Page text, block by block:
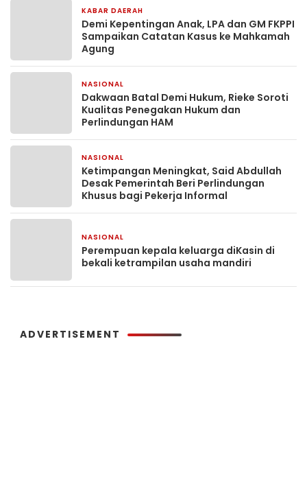
KABAR DAERAH
Demi Kepentingan Anak, LPA dan GM FKPPI
Sampaikan Catatan Kasus ke Mahkamah
Agung
NASIONAL
Dakwaan Batal Demi Hukum, Rieke Soroti
Kualitas Penegakan Hukum dan
Perlindungan HAM
NASIONAL
Ketimpangan Meningkat, Said Abdullah
Desak Pemerintah Beri Perlindungan
Khusus bagi Pekerja Informal
NASIONAL
Perempuan kepala keluarga diKasin di
bekali ketrampilan usaha mandiri
ADVERTISEMENT